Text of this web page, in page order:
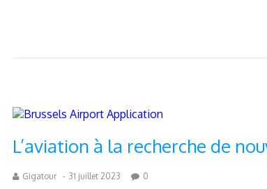
L’aviation à la recherche de
Gigatour - 31 juillet 2023 0